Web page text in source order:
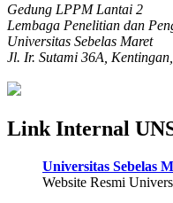
Gedung LPPM Lantai 2
Lembaga Penelitian dan
Universitas Sebelas Maret
Jl. Ir. Sutami 36A,
Link Internal
Universitas Sebelas
Website Resmi